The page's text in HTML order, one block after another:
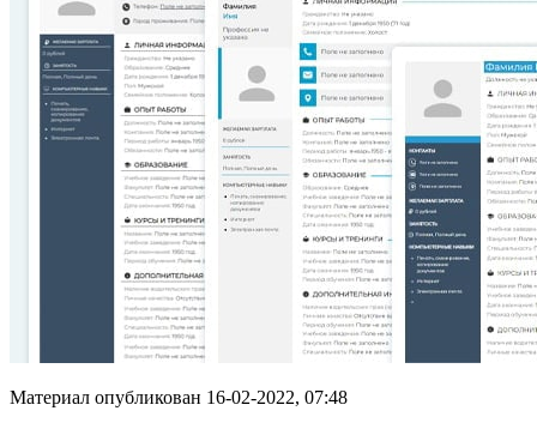
Материал опубликован 16-02-2022, 07:48